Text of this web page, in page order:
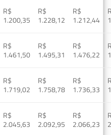
R$
1.200,35
R$
1.228,12
R$
1.212,44
R$
1.461,50
R$
1.495,31
R$
1.476,22
R$
1.719,02
R$
1.758,78
R$
1.736,33
R$
2.045,63
R$
2.092,95
R$
2.066,23